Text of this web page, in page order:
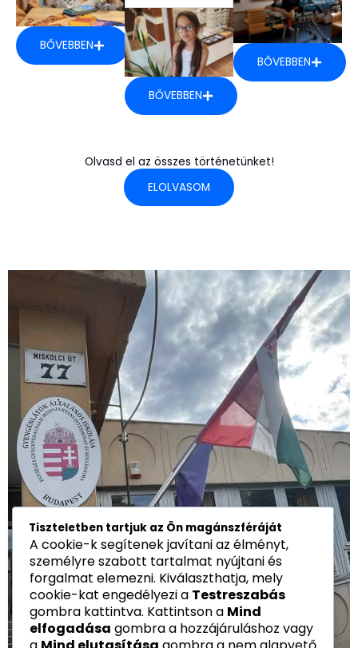
BŐVEBBEN
BŐVEBBEN
BŐVEBBEN
Olvasd el az összes történetünket!
ELOLVASOM
Tiszteletben tartjuk az Ön magánszféráját
A cookie-k segítenek javítani az élményt,
személyre szabott tartalmat nyújtani és
forgalmat elemezni. Kiválaszthatja, mely
cookie-kat engedélyezi a Testreszabás
gombra kattintva. Kattintson a Mind
elfogadása gombra a hozzájáruláshoz vagy